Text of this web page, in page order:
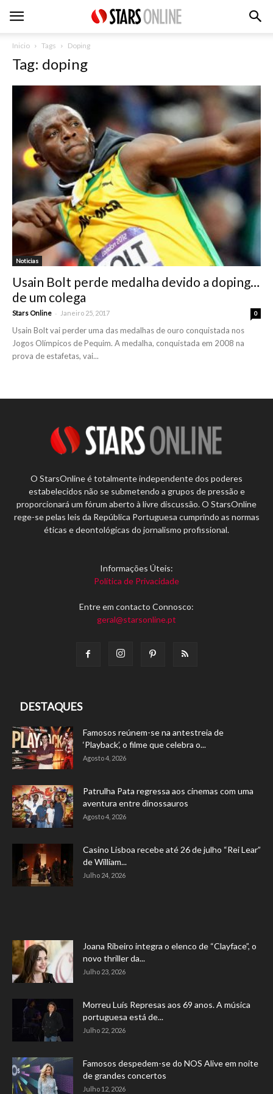
Inicio Tags Doping
Tag: doping
Noticias
Usain Bolt perde medalha devido a doping…
de um colega
Stars Online - Janeiro 25, 2017 0
Usain Bolt vai perder uma das medalhas de ouro conquistada nos
Jogos Olímpicos de Pequim. A medalha, conquistada em 2008 na
prova de estafetas, vai...
O StarsOnline é totalmente independente dos poderes
estabelecidos não se submetendo a grupos de pressão e
proporcionará um fórum aberto à livre discussão. O StarsOnline
rege-se pelas leis da República Portuguesa cumprindo as normas
éticas e deontológicas do jornalismo profissional.
Informações Úteis:
Política de Privacidade
Entre em contacto Connosco:
geral@starsonline.pt
DESTAQUES
Famosos reúnem-se na antestreia de
‘Playback’, o filme que celebra o...
Agosto 4, 2026
Patrulha Pata regressa aos cinemas com uma
aventura entre dinossauros
Agosto 4, 2026
Casino Lisboa recebe até 26 de julho “Rei Lear”
de William...
Julho 24, 2026
Joana Ribeiro integra o elenco de “Clayface”, o
novo thriller da...
Julho 23, 2026
Morreu Luís Represas aos 69 anos. A música
portuguesa está de...
Julho 22, 2026
Famosos despedem-se do NOS Alive em noite
de grandes concertos
Julho 12, 2026